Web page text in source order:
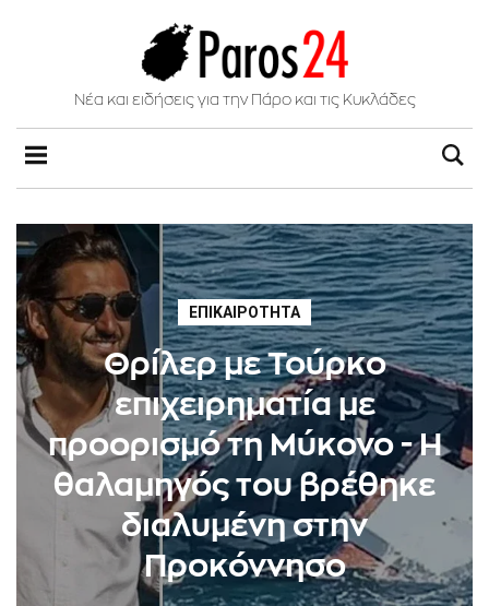
Νέα και ειδήσεις για την Πάρο και τις Κυκλάδες
ΕΠΙΚΑΙΡΌΤΗΤΑ
Θρίλερ με Τούρκο
επιχειρηματία με
προορισμό τη Μύκονο - Η
θαλαμηγός του βρέθηκε
διαλυμένη στην
Προκόννησο